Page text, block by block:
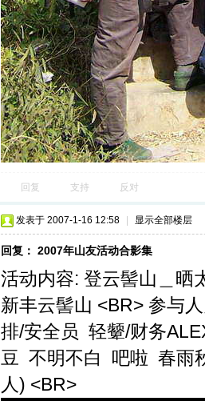
回复 支持 反对
发表于 2007-1-16 12:58 显示全部楼层
回复： 2007年山友活动合影集
活动内容: 登云髻山＿晒
新丰云髻山 <BR> 参与
排/安全员 轻颦/财务
豆 不明不白 吧啦 春雨
人) <BR>